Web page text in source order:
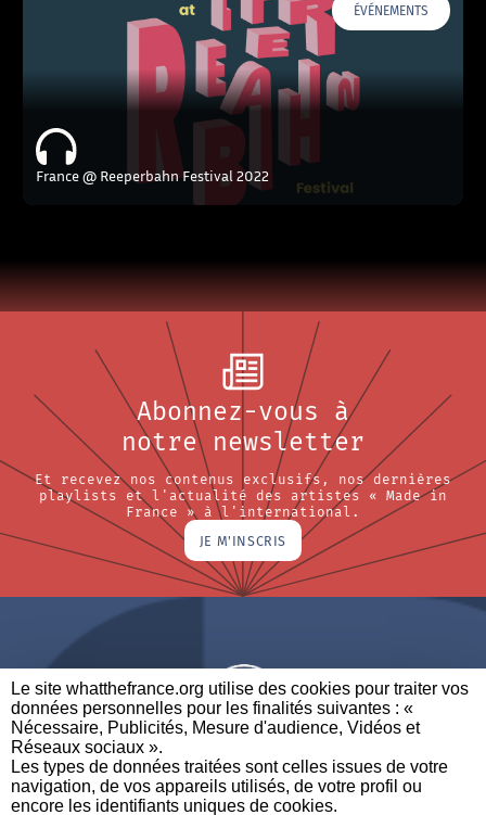
Le site whatthefrance.org utilise des cookies pour traiter vos
données personnelles pour les finalités suivantes : «
Nécessaire, Publicités, Mesure d'audience, Vidéos et
Réseaux sociaux ». ​
Les types de données traitées sont celles issues de votre
navigation, de vos appareils utilisés, de votre profil ou
encore les identifiants uniques de cookies. ​
ÉVÉNEMENTS
France @ Reeperbahn Festival 2022
Abonnez-vous à
notre newsletter
Et recevez nos contenus exclusifs, nos dernières
playlists et l'actualité des artistes « Made in
France » à l'international.
JE M'INSCRIS
A BRAND OF
PARTENAIRES CONTACTEZ-NOUS MENTIONS LÉGALES